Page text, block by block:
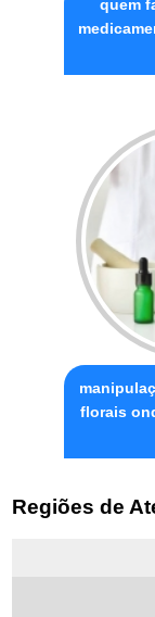
quem
florais
Regiões de